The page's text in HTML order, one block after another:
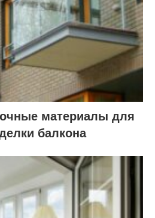
материалы для
балкона